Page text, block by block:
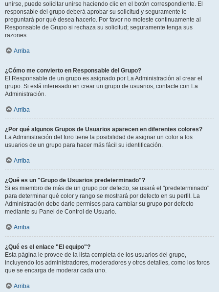
unirse, puede solicitar unirse haciendo clic en el botón correspondiente. El
responsable del grupo deberá aprobar su solicitud y seguramente le
preguntará por qué desea hacerlo. Por favor no moleste continuamente al
Responsable de Grupo si rechaza su solicitud; seguramente tenga sus
razones.
Arriba
¿Cómo me convierto en Responsable del Grupo?
El Responsable de un grupo es asignado por La Administración al crear el
grupo. Si está interesado en crear un grupo de usuarios, contacte con La
Administración.
Arriba
¿Por qué algunos Grupos de Usuarios aparecen en diferentes colores?
La Administración del foro tiene la posibilidad de asignar un color a los
usuarios de un grupo para hacer más fácil su identificación.
Arriba
¿Qué es un "Grupo de Usuarios predeterminado"?
Si es miembro de más de un grupo por defecto, se usará el "predeterminado"
para determinar qué color y rango se mostrará por defecto en su perfil. La
Administración debe darle permisos para cambiar su grupo por defecto
mediante su Panel de Control de Usuario.
Arriba
¿Qué es el enlace "El equipo"?
Esta página le provee de la lista completa de los usuarios del grupo,
incluyendo los administradores, moderadores y otros detalles, como los foros
que se encarga de moderar cada uno.
Arriba